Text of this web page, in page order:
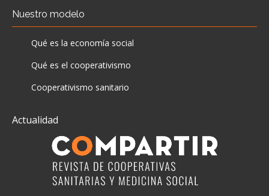
Nuestro modelo
Qué es la economía social
Qué es el cooperativismo
Cooperativismo sanitario
Actualidad